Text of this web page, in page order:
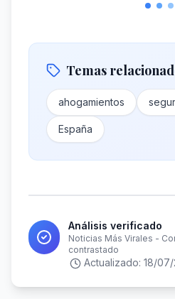
Temas
ahogamientos
España
Análisis verificado
Noticias Más Virales -
contrastado
Actualizado: 18/07/